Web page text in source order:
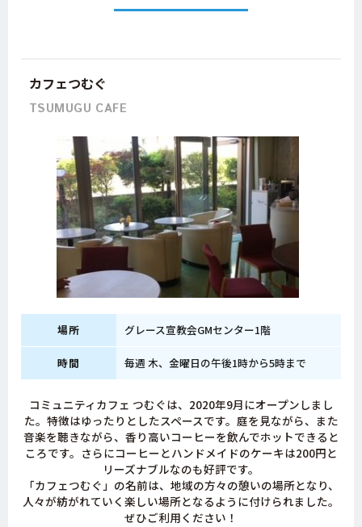
カフェつむぐ
TSUMUGU CAFE
場所 グレース宣教会GMセンター1階
時間 毎週 木、金曜日の午後1時から5時まで
コミュニティカフェ つむぐは、2020年9月にオープンしまし
た。特徴はゆったりとしたスペースです。庭を見ながら、また
音楽を聴きながら、香り高いコーヒーを飲んでホットできると
ころです。さらにコーヒーとハンドメイドのケーキは200円と
リーズナブルなのも好評です。
「カフェつむぐ」の名前は、地域の方々の憩いの場所となり、
人々が紡がれていく楽しい場所となるように付けられました。
ぜひご利用ください！